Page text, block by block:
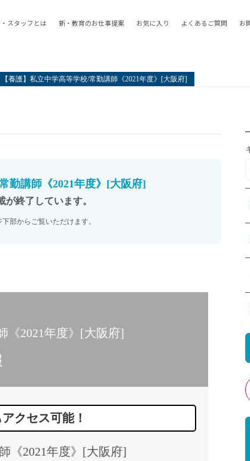
常勤講師
正社員
契約社員
月額固定給25
月額固定給
駅徒歩10分以
駅徒歩5分以
英語力を活か
土日祝休
初めての転職
スタッフとは 新・教育のお仕事提案 お気に入り よくあるご質問 お
【養護】私立中学高等学校/常勤講師《2021年度》[大阪府]
勤講師《2021年度》[大阪府]
終了しています。
部からご覧いただけます。
《2021年度》[大阪府]
クセス可能！
《2021年度》[大阪府]